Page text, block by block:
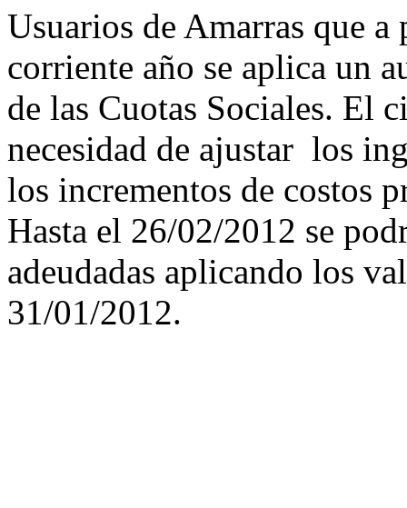
Usuarios de Amarras que
corriente año se aplica un
de las Cuotas Sociales. El
necesidad de ajustar los
los incrementos de costos
Hasta el 26/02/2012 se
adeudadas aplicando los
31/01/2012.